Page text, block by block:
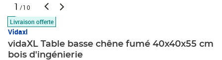
1 /10
Livraison offerte
Vidaxl
vidaXL Table basse chêne fumé 40x40x55 cm
bois d'ingénierie